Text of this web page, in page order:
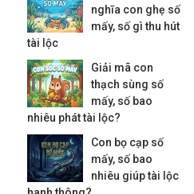
nghĩa con ghẹ số
mấy, số gì thu hút
tài lộc
Giải mã con
thạch sùng số
mấy, số bao
nhiêu phát tài lộc?
Con bọ cạp số
mấy, số bao
nhiêu giúp tài lộc